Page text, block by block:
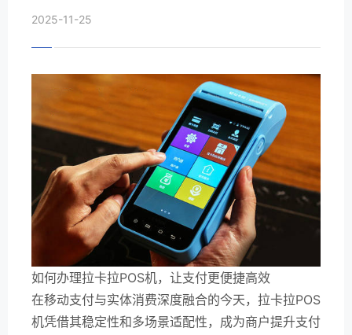
2025-11-25
如何办理拉卡拉POS机，让支付更便捷高效
在移动支付与实体消费深度融合的今天，拉卡拉POS
机凭借其稳定性和多场景适配性，成为商户提升支付